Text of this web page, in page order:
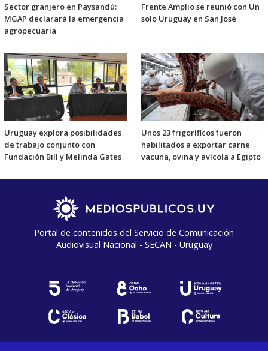
Sector granjero en Paysandú:
MGAP declarará la emergencia
agropecuaria
Frente Amplio se reunió con Un
solo Uruguay en San José
Uruguay explora posibilidades
de trabajo conjunto con
Fundación Bill y Melinda Gates
Unos 23 frigoríficos fueron
habilitados a exportar carne
vacuna, ovina y avícola a Egipto
Portal de contenidos del Servicio de Comunicación
Audiovisual Nacional - SECAN - Uruguay